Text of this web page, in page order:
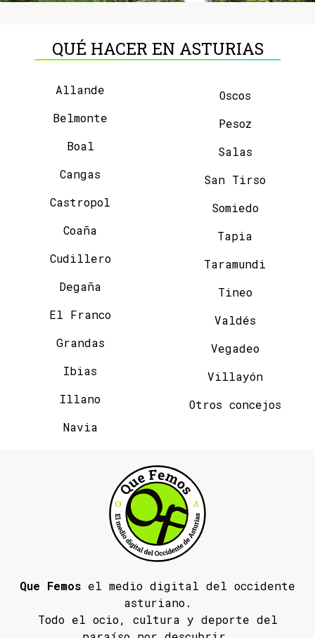
QUÉ HACER EN ASTURIAS
Allande
Belmonte
Boal
Cangas
Castropol
Coaña
Cudillero
Degaña
El Franco
Grandas
Ibias
Illano
Navia
Oscos
Pesoz
Salas
San Tirso
Somiedo
Tapia
Taramundi
Tineo
Valdés
Vegadeo
Villayón
Otros concejos
Que Femos el medio digital del occidente
asturiano.
Todo el ocio, cultura y deporte del